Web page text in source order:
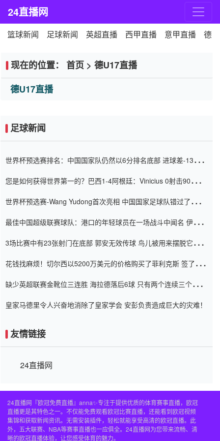
24直播网
篮球新闻 足球新闻 英超直播 西甲直播 意甲直播 德
现在的位置： 首页 > 德U17直播
德U17直播
足球新闻
世界杯预选赛排名：中国国家队仍然以6分排名底部 进球差-13令人
您是如何获得世界第一的？巴西1-4阿根廷：Vinicius 0射击90分钟
世界杯预选赛-Wang Yudong首次亮相 中国国家足球队错过了世界
最佳中国超级联赛球队：港口的年轻球员在一场战斗中闻名 伊万放
3场比赛中有23张射门在底部 郭安无效传球 鸟儿被用来摆脱它
花钱找麻烦！切尔西以5200万美元的价格购买了菲利克斯 签了7年
缺少英超联赛金靴位三连胜 海拉德落后6球 只有两个连续三个连续
皇家马德里令人兴奋地消除了皇家学会 安彭负责造成巨大的灾难！
友情链接
24直播网
24直播网『欧冠免费直播』anna✨专注于提供优质的体育赛事直播，欧冠
直播更是其特色之一。不仅能免费观看欧冠比赛直播，还能看到欧冠视频
集锦和获取新闻资讯。无需安装插件，轻松就能享受高清的欧冠直播。此
外，五大联赛、NBA等赛事直播也一应俱全。24直播网为您带来流畅、清
晰的欧冠直播体验，让您感受体育的魅力。